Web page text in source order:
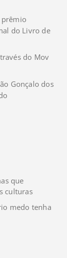
prêmio
do Livro de
do Mov
Gonçalo dos
que
culturas
medo tenha